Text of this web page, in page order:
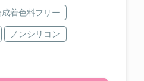
成着色料フリー
ノンシリコン